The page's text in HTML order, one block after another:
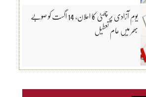
یومِ آزادی پر چھٹی کا اعلان، 14 اگست کو صوبے
بھر میں عام تعطیل